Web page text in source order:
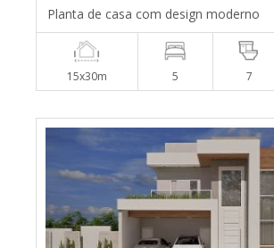
Planta de casa com design moderno
15x30m 5 7